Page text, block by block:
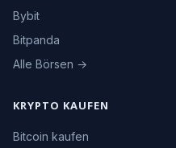
Bybit
Bitpanda
Alle Börsen →
KRYPTO KAUFEN
Bitcoin kaufen